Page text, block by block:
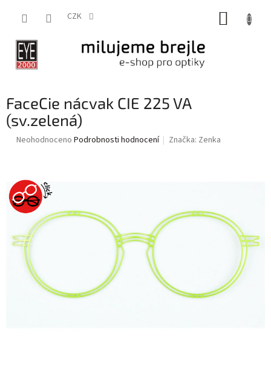
CZK
FaceCie nácvak CIE 225 VA
(sv.zelená)
Průměrné
0,0
z
5
hvězdiček.
Neohodnoceno Podrobnosti hodnocení Značka: Zenka